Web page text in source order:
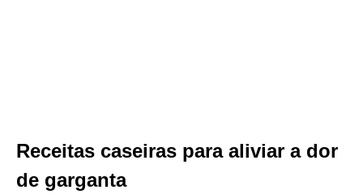
Receitas caseiras para aliviar a dor
de garganta